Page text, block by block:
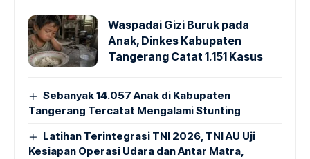
Waspadai Gizi Buruk pada
Anak, Dinkes Kabupaten
Tangerang Catat 1.151 Kasus
Sebanyak 14.057 Anak di Kabupaten
Tangerang Tercatat Mengalami Stunting
Latihan Terintegrasi TNI 2026, TNI AU Uji
Kesiapan Operasi Udara dan Antar Matra,